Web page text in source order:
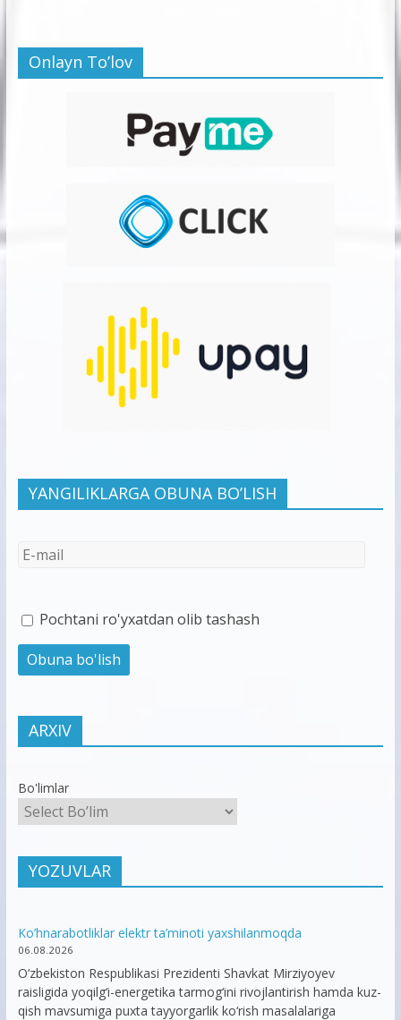
Onlayn To’lov
YANGILIKLARGA OBUNA BO’LISH
Pochtani ro'yxatdan olib tashash
ARXIV
Bo'limlar
YOZUVLAR
Ko’hnarabotliklar elektr ta’minoti yaxshilanmoqda
06.08.2026
O‘zbekiston Respublikasi Prezidenti Shavkat Mirziyoyev
raisligida yoqilg‘i-energetika tarmog‘ini rivojlantirish hamda kuz-
qish mavsumiga puxta tayyorgarlik ko‘rish masalalariga